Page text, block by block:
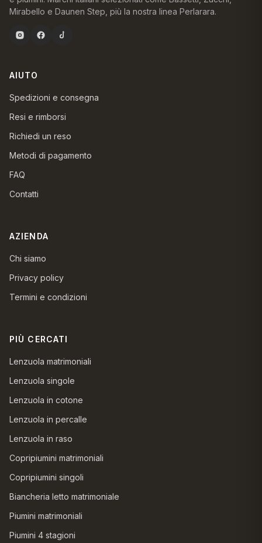
Mirabello e Daunen Step, più la nostra linea Perlarara.
AIUTO
Spedizioni e consegna
Resi e rimborsi
Richiedi un reso
Metodi di pagamento
FAQ
Contatti
AZIENDA
Chi siamo
Privacy policy
Termini e condizioni
PIÙ CERCATI
Lenzuola matrimoniali
Lenzuola singole
Lenzuola in cotone
Lenzuola in percalle
Lenzuola in raso
Copripiumini matrimoniali
Copripiumini singoli
Biancheria letto matrimoniale
Piumini matrimoniali
Piumini 4 stagioni